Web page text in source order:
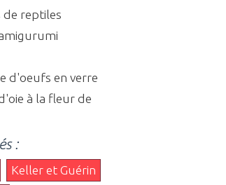
de reptiles
d'oeufs en verre
à la fleur de
:
Keller et Guérin